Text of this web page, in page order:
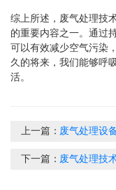
综上所述，废气处理技
的重要内容之一。通过
可以有效减少空气污染
久的将来，我们能够呼
活。
上一篇： 废气处理设
下一篇： 废气处理技